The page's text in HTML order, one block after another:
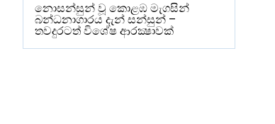
නොසන්සුන් වූ කොළඹ මැගසින්
බන්ධනාගාරය දැන් සන්සුන් –
තවදුරටත් විශේෂ ආරක්‍ෂාවක්